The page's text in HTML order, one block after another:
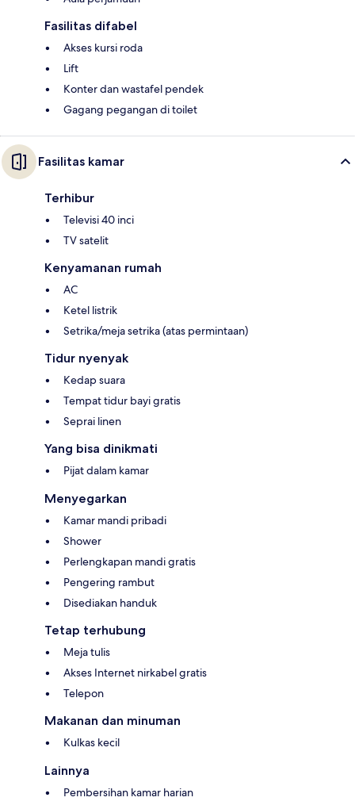
Fasilitas difabel
Akses kursi roda
Lift
Konter dan wastafel pendek
Gagang pegangan di toilet
Fasilitas kamar
Terhibur
Televisi 40 inci
TV satelit
Kenyamanan rumah
AC
Ketel listrik
Setrika/meja setrika (atas permintaan)
Tidur nyenyak
Kedap suara
Tempat tidur bayi gratis
Seprai linen
Yang bisa dinikmati
Pijat dalam kamar
Menyegarkan
Kamar mandi pribadi
Shower
Perlengkapan mandi gratis
Pengering rambut
Disediakan handuk
Tetap terhubung
Meja tulis
Akses Internet nirkabel gratis
Telepon
Makanan dan minuman
Kulkas kecil
Lainnya
Pembersihan kamar harian